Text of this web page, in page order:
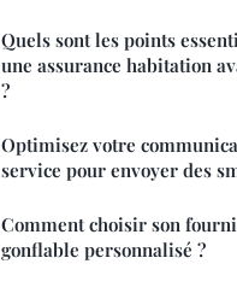
Quels sont les points
une assurance habitation
?
Optimisez votre
service pour envoyer des
Comment choisir son
gonflable personnalisé ?